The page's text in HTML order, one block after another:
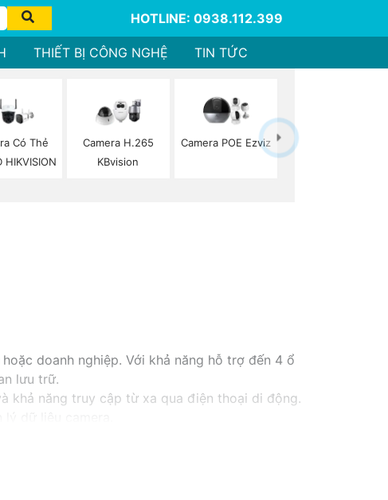
HOTLINE: 0938.112.399
THIẾT BỊ CÔNG NGHỆ TIN TỨC
Có Thẻ
HIKVISION
Camera H.265
KBvision
Camera POE Ezviz
doanh nghiệp. Với khả năng hỗ trợ đến 4 ổ
lưu trữ.
khả năng truy cập từ xa qua điện thoại di động.
huống, đồng thời tiết kiệm thời gian và công